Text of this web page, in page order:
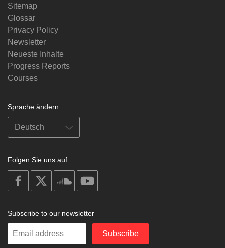
Sitemap
Glossar
Privacy Policy
Newsletter
Neueste Inhalte
Progress Reports
Courses
Sprache ändern
Folgen Sie uns auf
on
facebook
soundcloud
Subscribe to our newsletter
Enter
Subscribe